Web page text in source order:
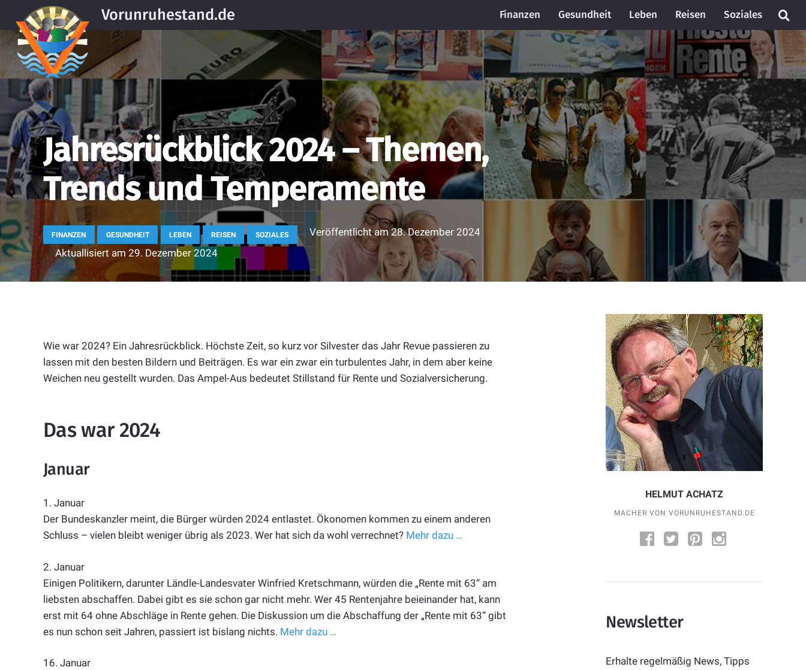
Vorunruhestand.de Finanzen Gesundheit Leben Reisen Soziales
Jahresrückblick 2024 – Themen,
Trends und Temperamente
FINANZEN GESUNDHEIT LEBEN REISEN SOZIALES Veröffentlicht am28. Dezember 2024
Aktuallisiert am 29. Dezember 2024
Wie war 2024? Ein Jahresrückblick. Höchste Zeit, so kurz vor Silvester das Jahr Revue passieren zu
lassen mit den besten Bildern und Beiträgen. Es war ein zwar ein turbulentes Jahr, in dem aber keine
Weichen neu gestellt wurden. Das Ampel-Aus bedeutet Stillstand für Rente und Sozialversicherung.
Das war 2024
Januar
1. Januar
Der Bundeskanzler meint, die Bürger würden 2024 entlastet. Ökonomen kommen zu einem anderen
Schluss – vielen bleibt weniger übrig als 2023. Wer hat sich da wohl verrechnet? Mehr dazu …
2. Januar
Einigen Politikern, darunter Ländle-Landesvater Winfried Kretschmann, würden die „Rente mit 63“ am
liebsten abschaffen. Dabei gibt es sie schon gar nicht mehr. Wer 45 Rentenjahre beieinander hat, kann
erst mit 64 ohne Abschläge in Rente gehen. Die Diskussion um die Abschaffung der „Rente mit 63“ gibt
es nun schon seit Jahren, passiert ist bislang nichts. Mehr dazu …
16. Januar
HELMUT ACHATZ
MACHER VON VORUNRUHESTAND.DE
Newsletter
Erhalte regelmäßig News, Tipps